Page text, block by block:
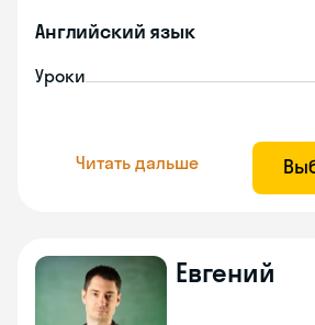
Английский язык
Уроки
Читать дальше
Евгений